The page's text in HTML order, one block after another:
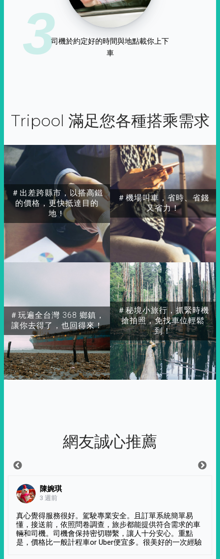
3司機於約定好的時間與地點載你上下
車
Tripool 滿足您各種搭乘需求
＃出差跨縣市，以搭高鐵
的價格，更快抵達目的
地！
＃玩遍全台灣 368 鄉鎮，
讓你去得了，也回得來！
＃秘境小旅行，抓緊時機
搶拍照，免找車位輕鬆
到！
＃機場叫車，省時、省錢
又省力！
網友誠心推薦
陳婉琪
3 週前
真心覺得服務很好。駕駛專業安全。且訂單系統簡單易
懂，接送前，依照問卷調查，旅步都能提供符合需求的車
輛和司機。司機會保持密切聯繫，讓人十分安心。重點
是，價格比一般計程車or Uber便宜多。很美好的一次經驗